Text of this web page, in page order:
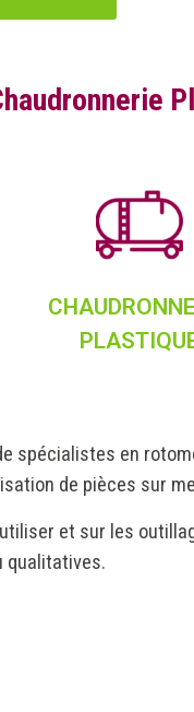
spécialistes en
de pièces sur
et sur les
qualitatives.